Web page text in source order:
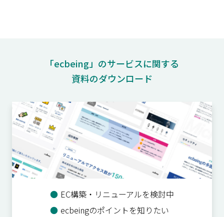
「ecbeing」のサービスに関する
資料のダウンロード
● EC構築・リニューアルを検討中
● ecbeingのポイントを知りたい